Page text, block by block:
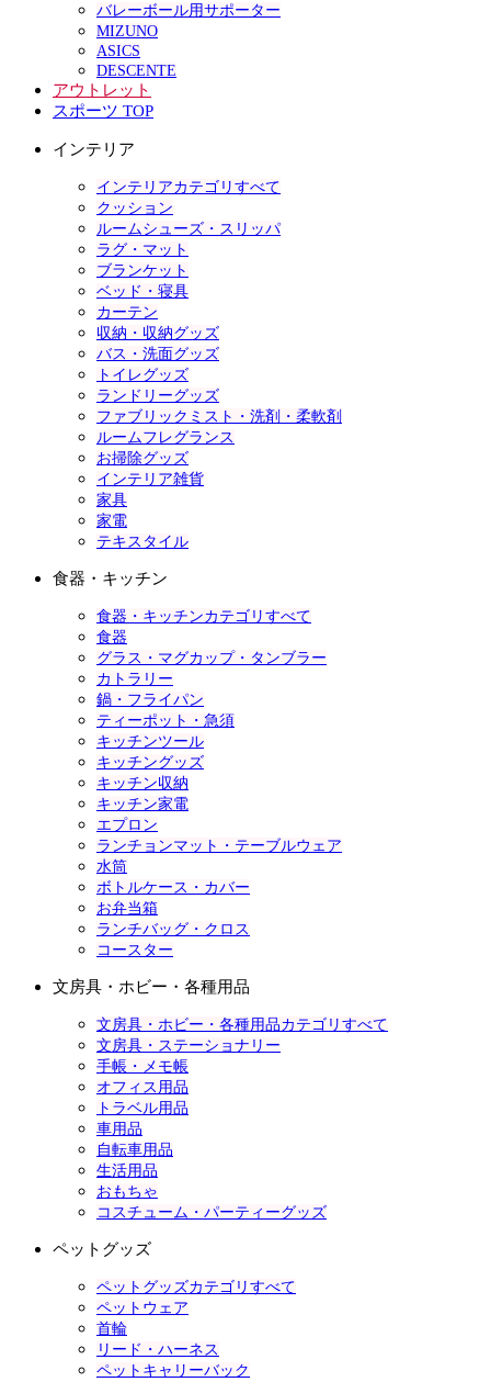
バレーボール用サポーター
MIZUNO
ASICS
DESCENTE
アウトレット
スポーツ TOP
インテリア
インテリアカテゴリすべて
クッション
ルームシューズ・スリッパ
ラグ・マット
ブランケット
ベッド・寝具
カーテン
収納・収納グッズ
バス・洗面グッズ
トイレグッズ
ランドリーグッズ
ファブリックミスト・洗剤・柔軟剤
ルームフレグランス
お掃除グッズ
インテリア雑貨
家具
家電
テキスタイル
食器・キッチン
食器・キッチンカテゴリすべて
食器
グラス・マグカップ・タンブラー
カトラリー
鍋・フライパン
ティーポット・急須
キッチンツール
キッチングッズ
キッチン収納
キッチン家電
エプロン
ランチョンマット・テーブルウェア
水筒
ボトルケース・カバー
お弁当箱
ランチバッグ・クロス
コースター
文房具・ホビー・各種用品
文房具・ホビー・各種用品カテゴリすべて
文房具・ステーショナリー
手帳・メモ帳
オフィス用品
トラベル用品
車用品
自転車用品
生活用品
おもちゃ
コスチューム・パーティーグッズ
ペットグッズ
ペットグッズカテゴリすべて
ペットウェア
首輪
リード・ハーネス
ペットキャリーバック